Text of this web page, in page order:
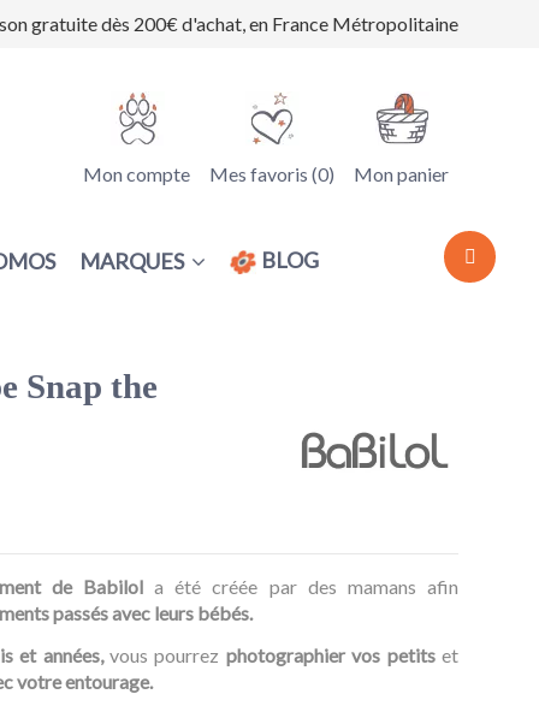
gratuite dès 200€ d'achat, en France Métropolitaine
Mon compte Mes favoris (0) Mon panier
MARQUES BLOG
Snap the
de Babilola été créée par des mamans afin
passés avec leurs bébés.
et années,vous pourrez photographier vos petitset
votre entourage.